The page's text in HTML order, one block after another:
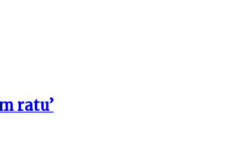
ratu’